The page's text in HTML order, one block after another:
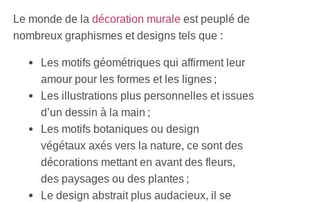
Le monde de ladécoration murale est peuplé de
nombreux graphismes et designs tels que :
Les motifs géométriques qui affirment leur
amour pour les formes et les lignes ;
Les illustrations plus personnelles et issues
d’un dessin à la main ;
Les motifs botaniques ou design
végétaux axés vers la nature, ce sont des
décorations mettant en avant des fleurs,
des paysages ou des plantes ;
Le design abstrait plus audacieux, il se